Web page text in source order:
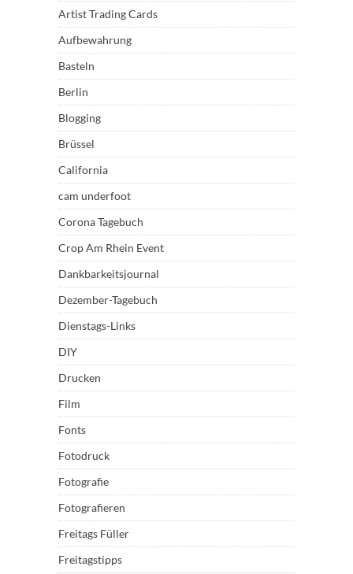
Artist Trading Cards
Aufbewahrung
Basteln
Berlin
Blogging
Brüssel
California
cam underfoot
Corona Tagebuch
Crop Am Rhein Event
Dankbarkeitsjournal
Dezember-Tagebuch
Dienstags-Links
DIY
Drucken
Film
Fonts
Fotodruck
Fotografie
Fotografieren
Freitags Füller
Freitagstipps